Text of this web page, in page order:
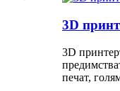
3D
3D
печат,